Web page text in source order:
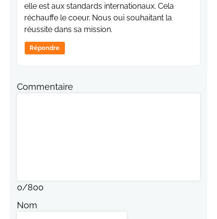
elle est aux standards internationaux. Cela
réchauffe le coeur. Nous oui souhaitant la
réussite dans sa mission.
Répondre
Commentaire
0/800
Nom